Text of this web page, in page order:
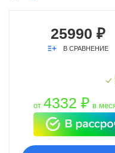
25990 ₽
В СРАВНЕНИЕ
от 4332 ₽ в